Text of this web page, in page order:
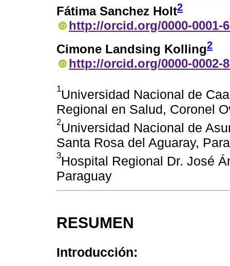
Fátima Sanchez Holt2
http://orcid.org/0000-0001-
Cimone Landsing Kolling2
http://orcid.org/0000-0002-
1Universidad Nacional de
Regional en Salud, Coronel
2Universidad Nacional de
Santa Rosa del Aguaray,
3Hospital Regional Dr. José
Paraguay
RESUMEN
Introducción: